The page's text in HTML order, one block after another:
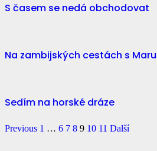
S časem se nedá obchodovat
Na zambijských cestách s
Sedím na horské dráze
Previous 1 … 6 7 8 9 10 11 Další